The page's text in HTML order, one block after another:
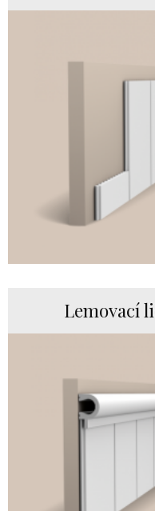
Lemovací